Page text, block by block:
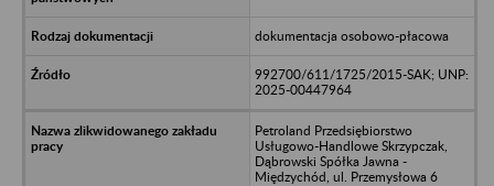
dokumentacja osobowo-płacowa
992700/611/1725/2015-SAK; UNP:
2025-00447964
Petroland Przedsiębiorstwo
Usługowo-Handlowe Skrzypczak,
Dąbrowski Spółka Jawna -
Międzychód, ul. Przemysłowa 6